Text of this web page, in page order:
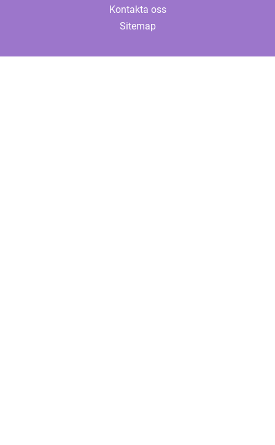
Kontakta oss
Sitemap